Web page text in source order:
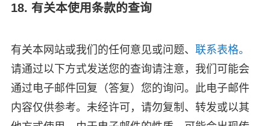
18. 有关本使用条款的查询
有关本网站或我们的任何意见或问题、 联系表格。
请通过以下方式发送您的查询请注意，我们可能会
通过电子邮件回复（答复）您的询问。此电子邮件
内容仅供参考。未经许可，请勿复制、转发或以其